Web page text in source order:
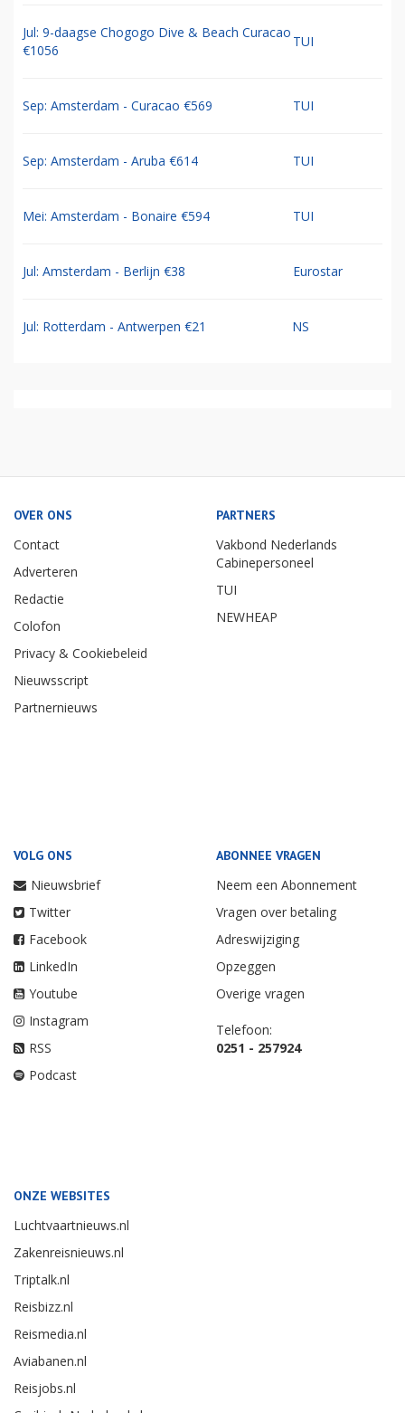
Jul: 9-daagse Chogogo Dive & Beach Curacao
€1056
TUI
Sep: Amsterdam - Curacao €569 TUI
Sep: Amsterdam - Aruba €614 TUI
Mei: Amsterdam - Bonaire €594 TUI
Jul: Amsterdam - Berlijn €38 Eurostar
Jul: Rotterdam - Antwerpen €21 NS
OVER ONS
Contact
Adverteren
Redactie
Colofon
Privacy & Cookiebeleid
Nieuwsscript
Partnernieuws
PARTNERS
Vakbond Nederlands
Cabinepersoneel
TUI
NEWHEAP
VOLG ONS
Nieuwsbrief
Twitter
Facebook
LinkedIn
Youtube
Instagram
RSS
Podcast
ABONNEE VRAGEN
Neem een Abonnement
Vragen over betaling
Adreswijziging
Opzeggen
Overige vragen
Telefoon:
0251 - 257924
ONZE WEBSITES
Luchtvaartnieuws.nl
Zakenreisnieuws.nl
Triptalk.nl
Reisbizz.nl
Reismedia.nl
Aviabanen.nl
Reisjobs.nl